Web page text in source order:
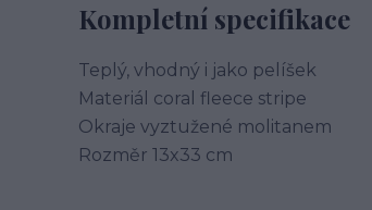
Kompletní specifikace
Teplý, vhodný i jako pelíšek
Materiál coral fleece stripe
Okraje vyztužené molitanem
Rozměr 13x33 cm